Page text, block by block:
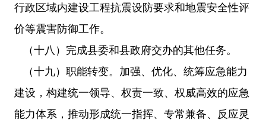
行政区域内建设工程抗震设防要求和地震安全性评
价等震害防御工作。
（十八）完成县委和县政府交办的其他任务。
（十九）职能转变。加强、优化、统筹应急能力
建设，构建统一领导、权责一致、权威高效的应急
能力体系，推动形成统一指挥、专常兼备、反应灵